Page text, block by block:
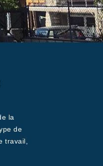
la
de
travail,